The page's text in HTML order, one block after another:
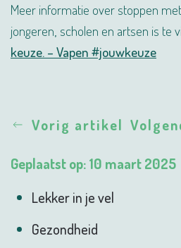
Meer informatie over stoppen
jongeren, scholen en artsen is te
keuze. – Vapen #jouwkeuze
Vorig artikel
Geplaatst op: 10 maart 2025
Lekker in je vel
Gezondheid